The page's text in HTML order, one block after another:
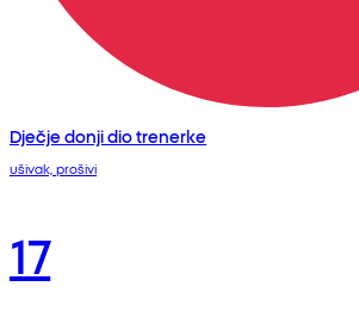
Dječje donji dio trenerke
ušivak, prošivi
17